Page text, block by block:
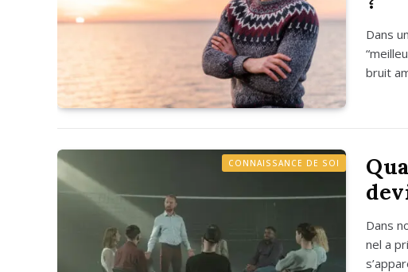
Dans
bruit
CONNAISSANCE DE SOI
Dans
nel a